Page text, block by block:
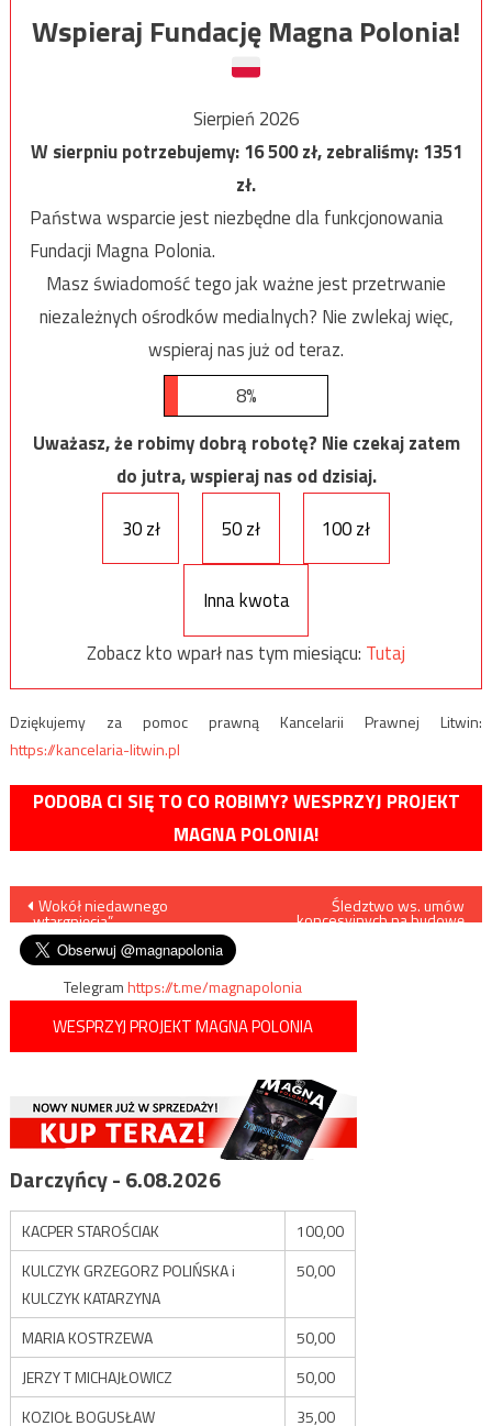
Wspieraj Fundację Magna Polonia!
Sierpień 2026
W sierpniu potrzebujemy:16 500zł, zebraliśmy:1351
zł.
Państwa wsparcie jest niezbędne dla funkcjonowania
Fundacji Magna Polonia.
Masz świadomość tego jak ważne jest przetrwanie
niezależnych ośrodków medialnych? Nie zwlekaj więc,
wspieraj nas już od teraz.
8%
Uważasz, że robimy dobrą robotę? Nie czekaj zatem
do jutra, wspieraj nas od dzisiaj.
30 zł
50 zł 100 zł
Inna kwota
Zobacz kto wparł nas tym miesiącu: Tutaj
Dziękujemy za pomoc prawną Kancelarii Prawnej Litwin:
https://kancelaria-litwin.pl
PODOBA CI SIĘ TO CO ROBIMY? WESPRZYJ PROJEKT
MAGNA POLONIA!
Nawigacja
wpisu
Wokół niedawnego
„wtargnięcia”
Śledztwo ws. umów
koncesyjnych na budowę
Telegramhttps://t.me/magnapolonia
WESPRZYJ PROJEKT MAGNA POLONIA
Darczyńcy - 6.08.2026
KACPER STAROŚCIAK
100,00
KULCZYK GRZEGORZ POLIŃSKA i
KULCZYK KATARZYNA
50,00
MARIA KOSTRZEWA
50,00
JERZY T MICHAJŁOWICZ
50,00
KOZIOŁ BOGUSŁAW
35,00